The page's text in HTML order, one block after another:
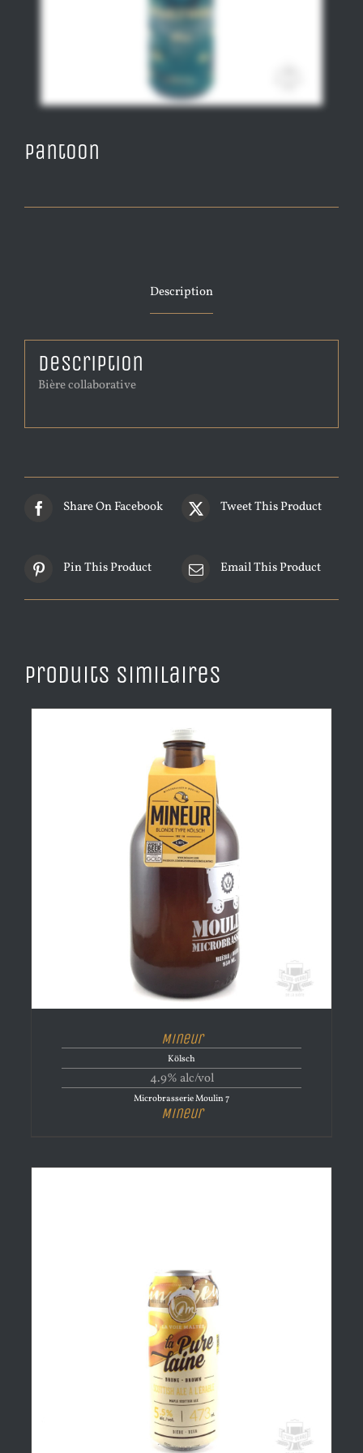
Pantoon
Description
Description
Bière collaborative
Share On Facebook Tweet This Product
Pin This Product Email This Product
Produits similaires
Mineur
Kölsch
4.9% alc/vol
Microbrasserie Moulin 7
Mineur